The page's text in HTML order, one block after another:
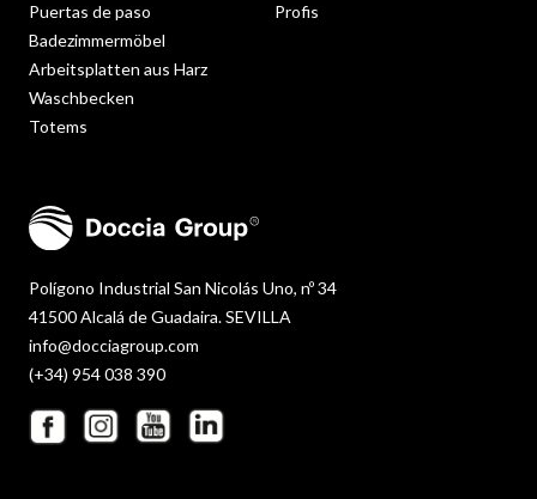
Polígono Industrial San Nicolás Uno, nº 34
41500 Alcalá de Guadaira. SEVILLA
info@docciagroup.com
(+34) 954 038 390
Puertas de paso
Badezimmermöbel
Arbeitsplatten aus Harz
Waschbecken
Totems
Profis